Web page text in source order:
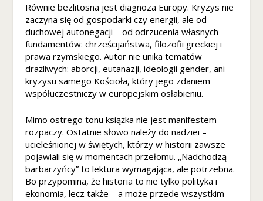
Równie bezlitosna jest diagnoza Europy. Kryzys nie
zaczyna się od gospodarki czy energii, ale od
duchowej autonegacji – od odrzucenia własnych
fundamentów: chrześcijaństwa, filozofii greckiej i
prawa rzymskiego. Autor nie unika tematów
drażliwych: aborcji, eutanazji, ideologii gender, ani
kryzysu samego Kościoła, który jego zdaniem
współuczestniczy w europejskim osłabieniu.
Mimo ostrego tonu książka nie jest manifestem
rozpaczy. Ostatnie słowo należy do nadziei –
ucieleśnionej w świętych, którzy w historii zawsze
pojawiali się w momentach przełomu. „Nadchodzą
barbarzyńcy” to lektura wymagająca, ale potrzebna.
Bo przypomina, że historia to nie tylko polityka i
ekonomia, lecz także – a może przede wszystkim –
ał
a
ja
k
n
aj
le
pi
p
o
d
c
z
a
s
t